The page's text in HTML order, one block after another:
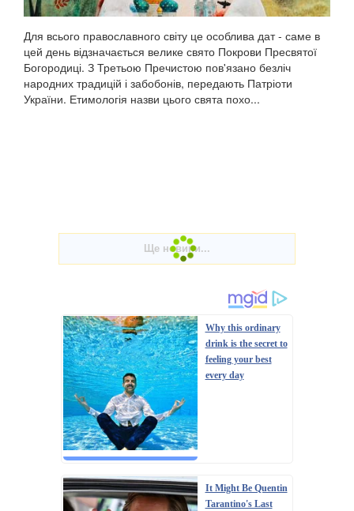
Для всього православного світу це особлива дат - саме в
цей день відзначається велике свято Покрови Пресвятої
Богородиці. З Третьою Пречистою пов'язано безліч
народних традицій і забобонів, передають Патріоти
України. Етимологія назви цього свята похо...
Why this ordinary
drink is the secret to
feeling your best
every day
It Might Be Quentin
Tarantino's Last